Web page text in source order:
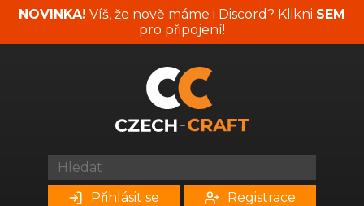
NOVINKA! Víš, že nově máme i Discord? Klikni SEM
pro připojení!
Přihlásit se Registrace